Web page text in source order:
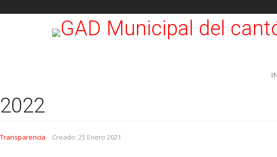
2022
Transparencia Creado: 25 Enero 2021